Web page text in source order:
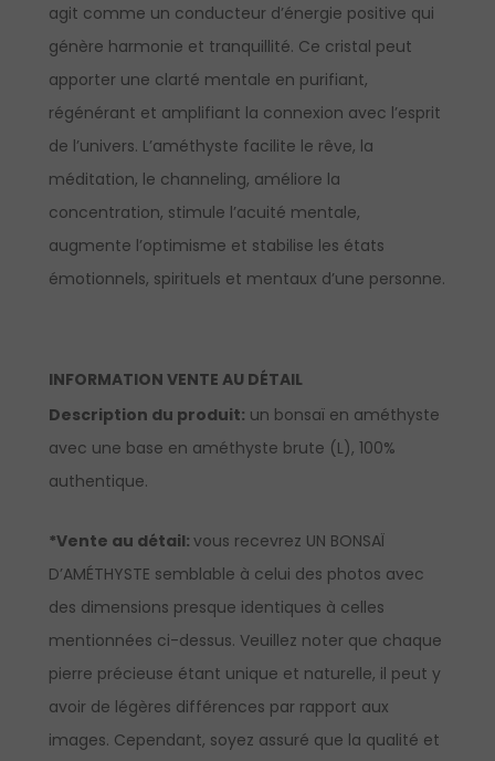
agit comme un conducteur d’énergie positive qui
génère harmonie et tranquillité. Ce cristal peut
apporter une clarté mentale en purifiant,
régénérant et amplifiant la connexion avec l’esprit
de l’univers. L’améthyste facilite le rêve, la
méditation, le channeling, améliore la
concentration, stimule l’acuité mentale,
augmente l’optimisme et stabilise les états
émotionnels, spirituels et mentaux d’une personne.
INFORMATION VENTE AU DÉTAIL
Description du produit: un bonsaï en améthyste
avec une base en améthyste brute (L), 100%
authentique.
*Vente au détail: vous recevrez UN BONSAÏ
D’AMÉTHYSTE semblable à celui des photos avec
des dimensions presque identiques à celles
mentionnées ci-dessus. Veuillez noter que chaque
pierre précieuse étant unique et naturelle, il peut y
avoir de légères différences par rapport aux
images. Cependant, soyez assuré que la qualité et